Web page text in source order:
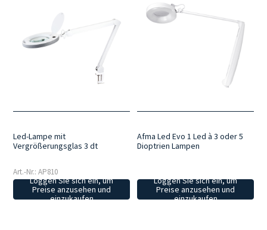
Led-Lampe mit
Vergrößerungsglas 3 dt
Art.-Nr.: AP810
Loggen Sie sich ein, um
Preise anzusehen und
einzukaufen
Afma Led Evo 1 Led à 3 oder 5
Dioptrien Lampen
Loggen Sie sich ein, um
Preise anzusehen und
einzukaufen